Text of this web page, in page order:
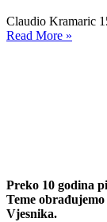
Claudio Kramaric
Read More »
Preko 10 godina
Teme
Vjesnika.